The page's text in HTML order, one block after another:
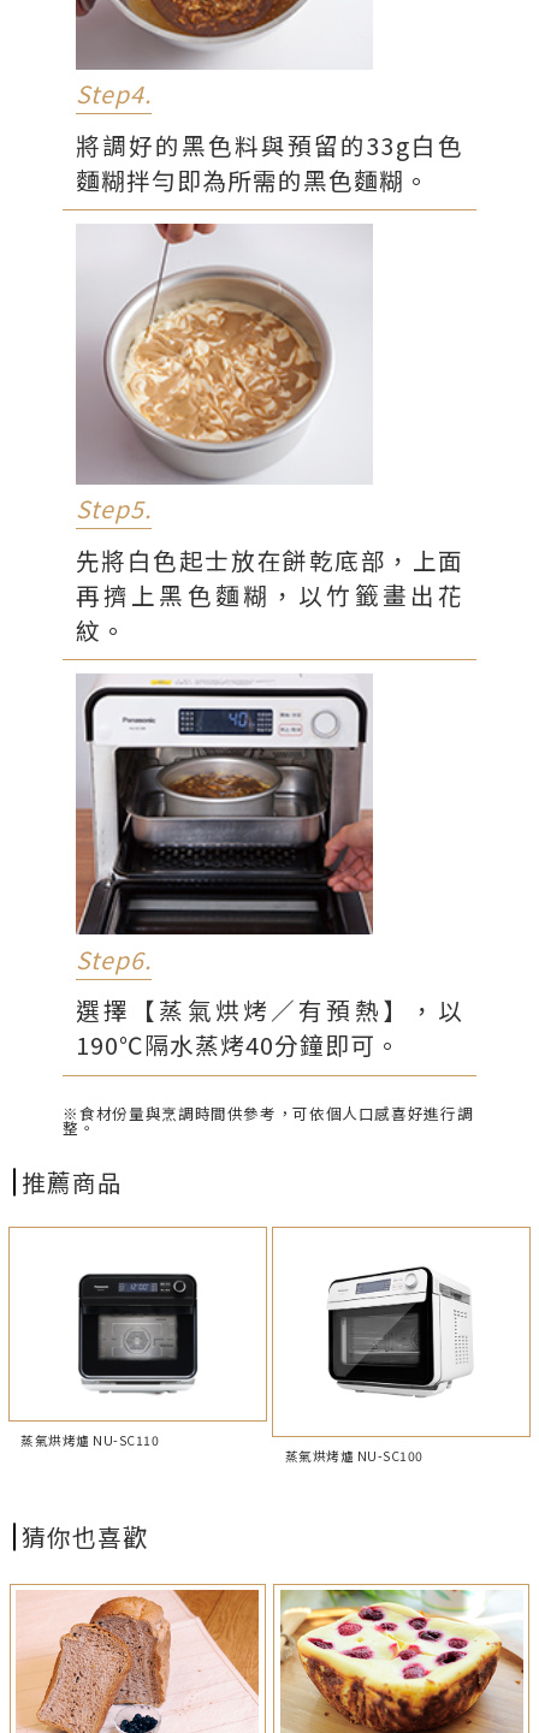
Step4.
將調好的黑色料與預留的33g白色
麵糊拌勻即為所需的黑色麵糊。
Step5.
先將白色起士放在餅乾底部，上面
再擠上黑色麵糊，以竹籤畫出花
紋。
Step6.
選擇【蒸氣烘烤／有預熱】，以
190℃隔水蒸烤40分鐘即可。
※食材份量與烹調時間供參考，可依個人口感喜好進行調
整。
推薦商品
蒸氣烘烤爐 NU-SC110
蒸氣烘烤爐 NU-SC100
猜你也喜歡